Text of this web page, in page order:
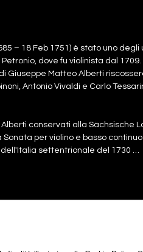
– 18 Feb 1751) è stato uno
dove fu violinista dal
Giuseppe Matteo Alberti
Antonio Vivaldi e Carlo
conservati alla Sächsische
per violino e basso
settentrionale del 1730 …